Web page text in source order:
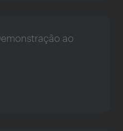
ao